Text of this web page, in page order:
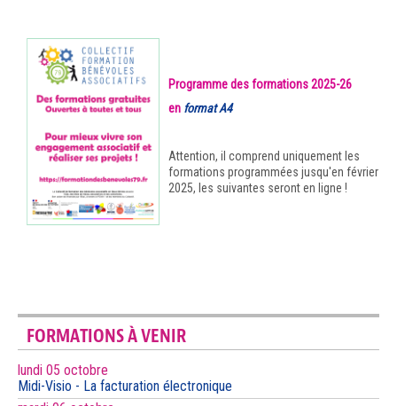
Programme des formations 2025-26
en format A4
Attention, il comprend uniquement les
formations programmées jusqu'en février
2025, les suivantes seront en ligne !
FORMATIONS À VENIR
lundi 05 octobre
Midi-Visio - La facturation électronique